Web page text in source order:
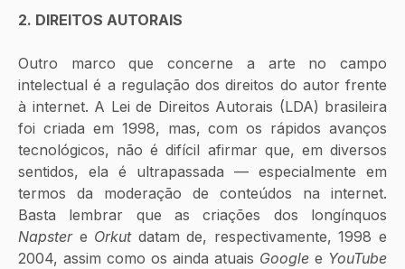
2. DIREITOS AUTORAIS
Outro marco que concerne a arte no campo
intelectual é a regulação dos direitos do autor frente
à internet. A Lei de Direitos Autorais (LDA) brasileira
foi criada em 1998, mas, com os rápidos avanços
tecnológicos, não é difícil afirmar que, em diversos
sentidos, ela é ultrapassada — especialmente em
termos da moderação de conteúdos na internet.
Napster e Orkut datam de, respectivamente, 1998 e
2004, assim como os ainda atuais Google e